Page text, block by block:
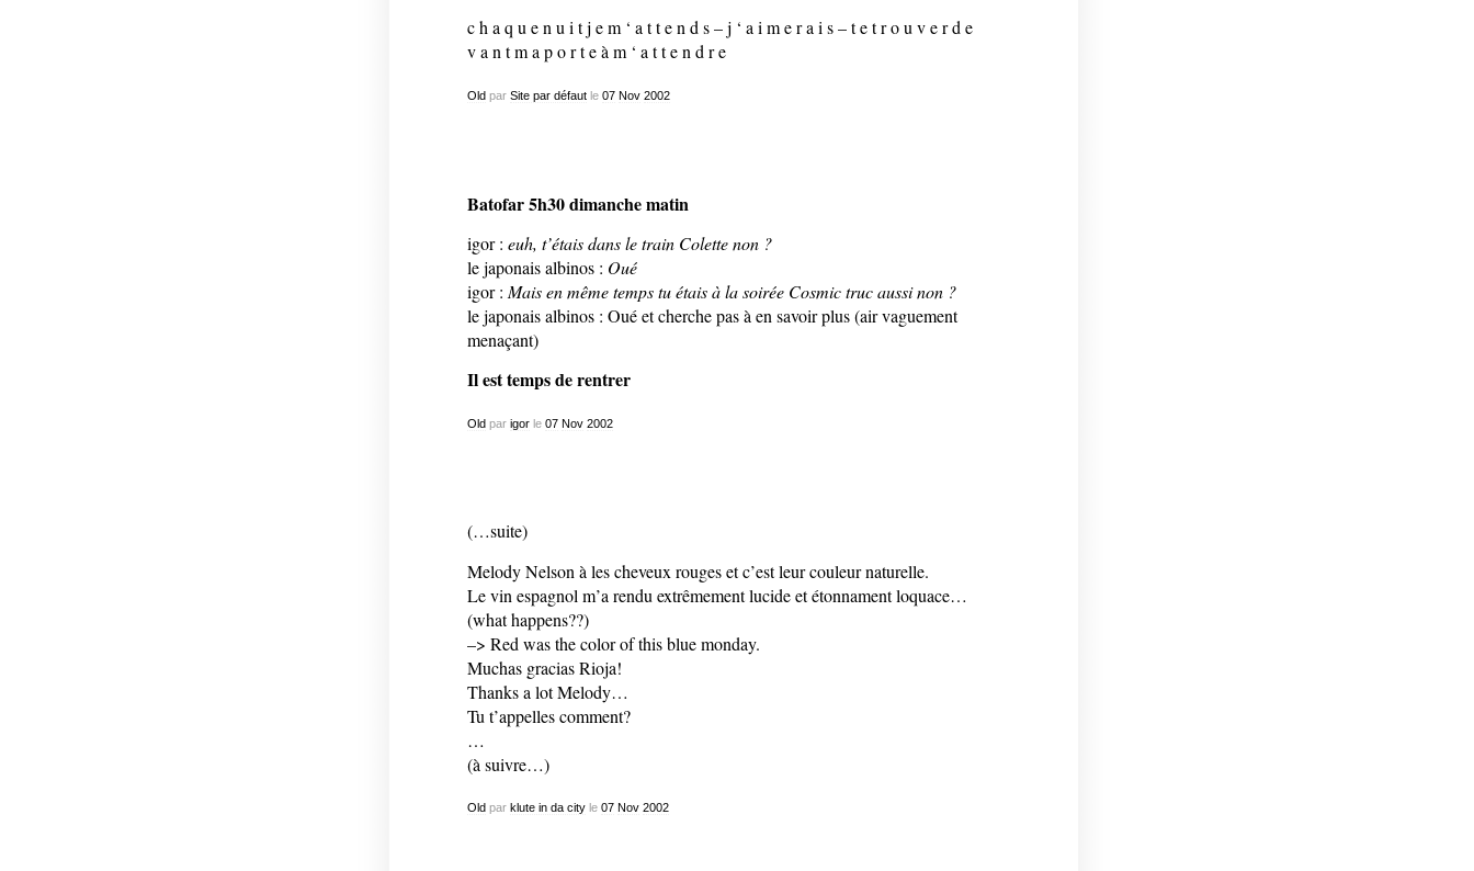
c h a q u e n u i t j e m ‘ a t t e n d s – j ‘ a i m e r a i s – t e t r o u v e r d e
v a n t m a p o r t e à m ‘ a t t e n d r e
Oldpar Site par défautle 07 Nov 2002
Batofar 5h30 dimanche matin
igor : euh, t’étais dans le train Colette non ?
le japonais albinos : Oué
igor : Mais en même temps tu étais à la soirée Cosmic truc aussi non ?
le japonais albinos : Oué et cherche pas à en savoir plus (air vaguement
menaçant)
Il est temps de rentrer
Oldpar igorle 07 Nov 2002
(…suite)
Melody Nelson à les cheveux rouges et c’est leur couleur naturelle.
Le vin espagnol m’a rendu extrêmement lucide et étonnament loquace…
(what happens??)
–> Red was the color of this blue monday.
Muchas gracias Rioja!
Thanks a lot Melody…
Tu t’appelles comment?
…
(à suivre…)
Old par klute in da cityle 07 Nov 2002